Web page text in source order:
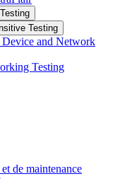
Testing
and Network
Testing
de maintenance